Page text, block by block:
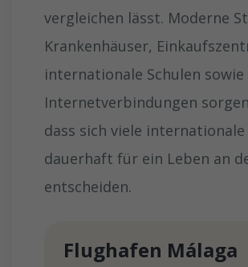
vergleichen lässt. Moderne
Krankenhäuser,
internationale Schulen sowie
Internetverbindungen
dass sich viele
dauerhaft für ein Leben an
entscheiden.
Flughafen Málaga